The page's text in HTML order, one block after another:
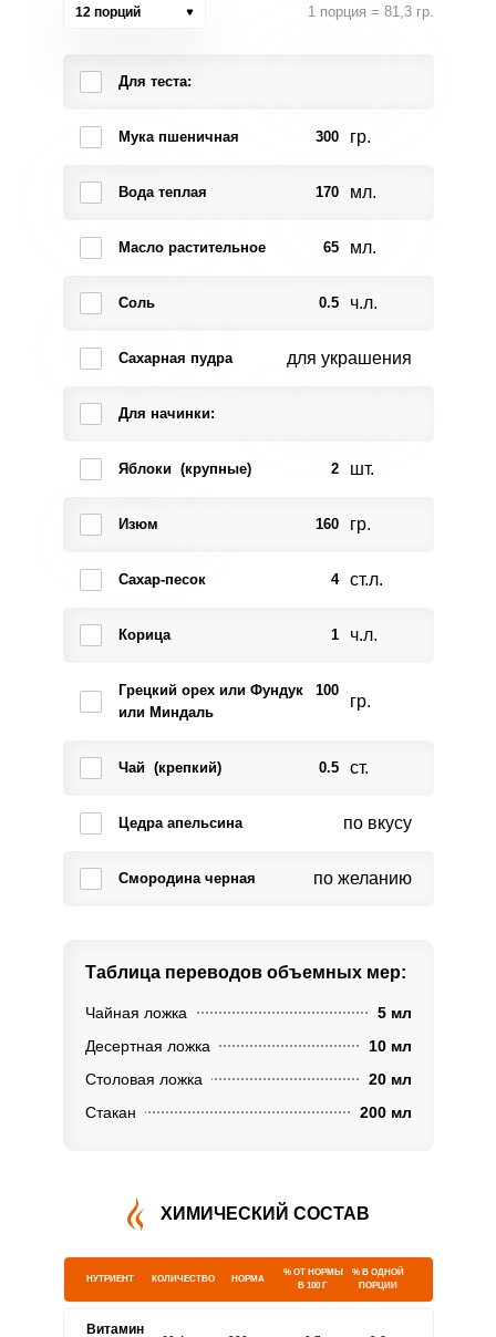
12 порций 1 порция = 81,3 гр.
Для теста:
Мука пшеничная 300 гр.
Вода теплая 170 мл.
Масло растительное 65 мл.
Соль 0.5 ч.л.
Сахарная пудра для украшения
Для начинки:
Яблоки (крупные) 2 шт.
Изюм 160 гр.
Сахар-песок 4 ст.л.
Корица 1 ч.л.
Грецкий орех или Фундук
или Миндаль
100
гр.
Чай (крепкий) 0.5 ст.
Цедра апельсина по вкусу
Смородина черная по желанию
Таблица переводов объемных мер:
Чайная ложка
5 мл
Десертная ложка
10 мл
Столовая ложка
20 мл
Стакан
200 мл
ХИМИЧЕСКИЙ СОСТАВ
НУТРИЕНТ КОЛИЧЕСТВО НОРМА
% ОТ НОРМЫ
В 100 Г
% В ОДНОЙ
ПОРЦИИ
Витамин